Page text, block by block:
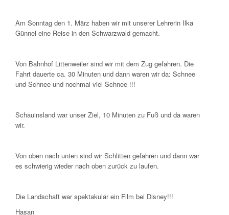
Am Sonntag den 1. März haben wir mit unserer Lehrerin Ilka
Günnel eine Reise in den Schwarzwald gemacht.
Von Bahnhof Littenweiler sind wir mit dem Zug gefahren. Die
Fahrt dauerte ca. 30 Minuten und dann waren wir da: Schnee
und Schnee und nochmal viel Schnee !!!
Schauinsland war unser Ziel, 10 Minuten zu Fuß und da waren
wir.
Von oben nach unten sind wir Schlitten gefahren und dann war
es schwierig wieder nach oben zurück zu laufen.
Die Landschaft war spektakulär ein Film bei Disney!!!
Hasan